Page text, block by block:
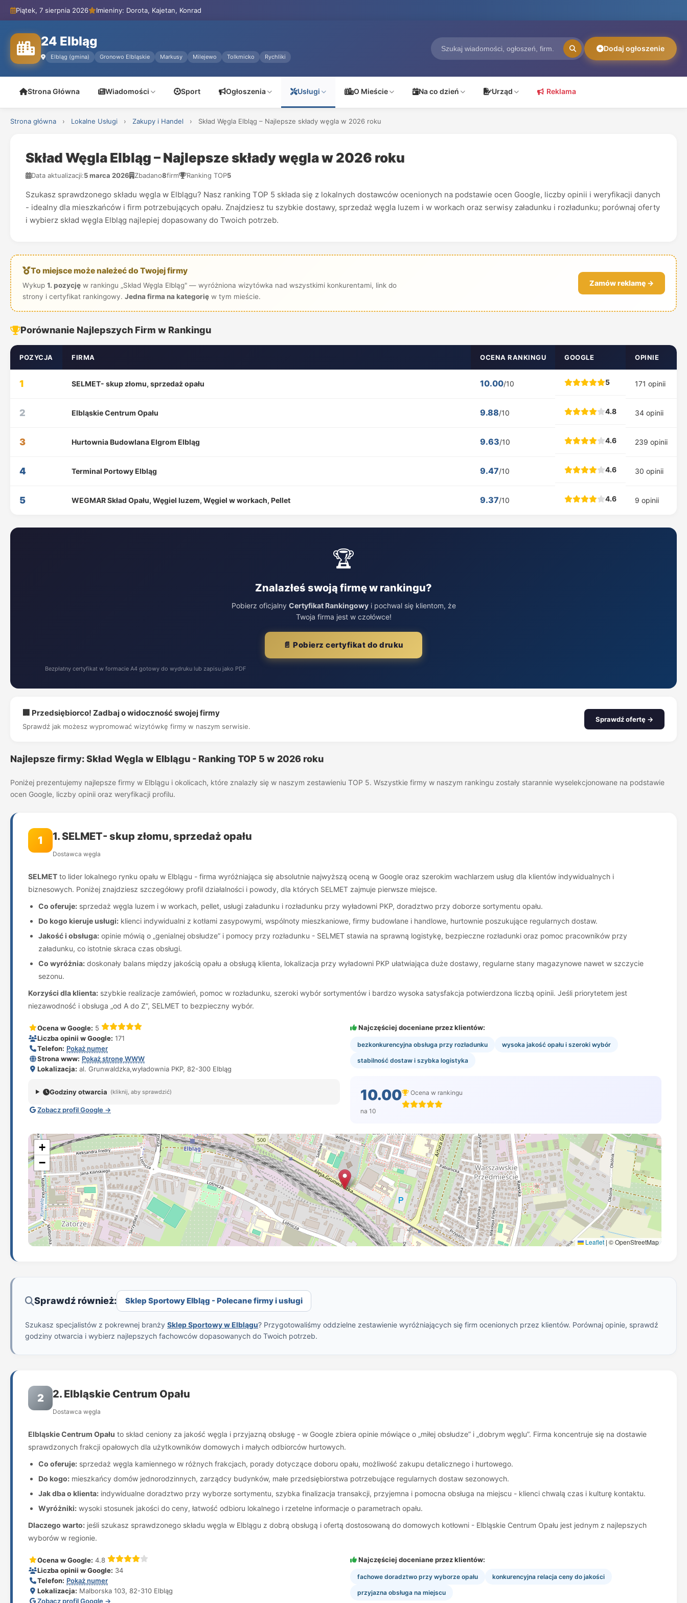
Piątek, 7 sierpnia 2026 Imieniny: Dorota, Kajetan, Konrad
24 Elbląg
Elbląg (gmina) Gronowo Elbląskie Markusy Milejewo Tolkmicko Rychliki
Dodaj ogłoszenie
Strona Główna Wiadomości Sport Ogłoszenia Usługi O Mieście Na co dzień Urząd Reklama
Strona główna › Lokalne Usługi › Zakupy i Handel › Skład Węgla Elbląg – Najlepsze składy węgla w 2026 roku
Skład Węgla Elbląg – Najlepsze składy węgla w 2026 roku
Data aktualizacji:5 marca 2026 Zbadano8firm Ranking TOP5
Szukasz sprawdzonego składu węgla w Elblągu? Nasz ranking TOP 5 składa się z lokalnych dostawców ocenionych na podstawie ocen Google, liczby opinii i weryfikacji danych
- idealny dla mieszkańców i firm potrzebujących opału. Znajdziesz tu szybkie dostawy, sprzedaż węgla luzem i w workach oraz serwisy załadunku i rozładunku; porównaj oferty
i wybierz skład węgla Elbląg najlepiej dopasowany do Twoich potrzeb.
To miejsce może należeć do Twojej firmy
Wykup 1. pozycjęw rankingu „Skład Węgla Elbląg" — wyróżniona wizytówka nad wszystkimi konkurentami, link do
strony i certyfikat rankingowy. Jedna firma na kategorięw tym mieście.
Zamów reklamę →
Porównanie Najlepszych Firm w Rankingu
POZYCJA FIRMA OCENA RANKINGU GOOGLE OPINIE
1 SELMET- skup złomu, sprzedaż opału 10.00/10 5 171 opinii
2 Elbląskie Centrum Opału 9.88/10 4.8 34 opinii
3 Hurtownia Budowlana Elgrom Elbląg 9.63/10 4.6 239 opinii
4 Terminal Portowy Elbląg 9.47/10 4.6 30 opinii
5 WEGMAR Skład Opału, Węgiel luzem, Węgiel w workach, Pellet 9.37/10 4.6 9 opinii
🏆
Znalazłeś swoją firmę w rankingu?
Pobierz oficjalny Certyfikat Rankingowyi pochwal się klientom, że
Twoja firma jest w czołówce!
📄 Pobierz certyfikat do druku
Bezpłatny certyfikat w formacie A4 gotowy do wydruku lub zapisu jako PDF
🏢 Przedsiębiorco! Zadbaj o widoczność swojej firmy
Sprawdź jak możesz wypromować wizytówkę firmy w naszym serwisie.
Sprawdź ofertę →
Najlepsze firmy: Skład Węgla w Elblągu - Ranking TOP 5 w 2026 roku
Poniżej prezentujemy najlepsze firmy w Elblągu i okolicach, które znalazły się w naszym zestawieniu TOP 5. Wszystkie firmy w naszym rankingu zostały starannie wyselekcjonowane na podstawie
ocen Google, liczby opinii oraz weryfikacji profilu.
1 1. SELMET- skup złomu, sprzedaż opału
Dostawca węgla
SELMET to lider lokalnego rynku opału w Elblągu - firma wyróżniająca się absolutnie najwyższą oceną w Google oraz szerokim wachlarzem usług dla klientów indywidualnych i
biznesowych. Poniżej znajdziesz szczegółowy profil działalności i powody, dla których SELMET zajmuje pierwsze miejsce.
Co oferuje: sprzedaż węgla luzem i w workach, pellet, usługi załadunku i rozładunku przy wyładowni PKP, doradztwo przy doborze sortymentu opału.
Do kogo kieruje usługi: klienci indywidualni z kotłami zasypowymi, wspólnoty mieszkaniowe, firmy budowlane i handlowe, hurtownie poszukujące regularnych dostaw.
Jakość i obsługa: opinie mówią o „genialnej obsłudze” i pomocy przy rozładunku - SELMET stawia na sprawną logistykę, bezpieczne rozładunki oraz pomoc pracowników przy
załadunku, co istotnie skraca czas obsługi.
Co wyróżnia: doskonały balans między jakością opału a obsługą klienta, lokalizacja przy wyładowni PKP ułatwiająca duże dostawy, regularne stany magazynowe nawet w szczycie
sezonu.
Korzyści dla klienta: szybkie realizacje zamówień, pomoc w rozładunku, szeroki wybór sortymentów i bardzo wysoka satysfakcja potwierdzona liczbą opinii. Jeśli priorytetem jest
niezawodność i obsługa „od A do Z”, SELMET to bezpieczny wybór.
Ocena w Google: 5
Liczba opinii w Google: 171
Telefon: Pokaż numer
Strona www: Pokaż stronę WWW
Lokalizacja: al. Grunwaldzka,wyładownia PKP, 82-300 Elbląg
Godziny otwarcia (kliknij, aby sprawdzić)
Zobacz profil Google →
Najczęściej doceniane przez klientów:
bezkonkurencyjna obsługa przy rozładunku wysoka jakość opału i szeroki wybór
stabilność dostaw i szybka logistyka
10.00
na 10
Ocena w rankingu
+
−
Leaflet | © OpenStreetMap
Sprawdź również: Sklep Sportowy Elbląg - Polecane firmy i usługi
Szukasz specjalistów z pokrewnej branży Sklep Sportowy w Elblągu? Przygotowaliśmy oddzielne zestawienie wyróżniających się firm ocenionych przez klientów. Porównaj opinie, sprawdź
godziny otwarcia i wybierz najlepszych fachowców dopasowanych do Twoich potrzeb.
2 2. Elbląskie Centrum Opału
Dostawca węgla
Elbląskie Centrum Opału to skład ceniony za jakość węgla i przyjazną obsługę - w Google zbiera opinie mówiące o „miłej obsłudze” i „dobrym węglu”. Firma koncentruje się na dostawie
sprawdzonych frakcji opałowych dla użytkowników domowych i małych odbiorców hurtowych.
Co oferuje: sprzedaż węgla kamiennego w różnych frakcjach, porady dotyczące doboru opału, możliwość zakupu detalicznego i hurtowego.
Do kogo: mieszkańcy domów jednorodzinnych, zarządcy budynków, małe przedsiębiorstwa potrzebujące regularnych dostaw sezonowych.
Jak dba o klienta: indywidualne doradztwo przy wyborze sortymentu, szybka finalizacja transakcji, przyjemna i pomocna obsługa na miejscu - klienci chwalą czas i kulturę kontaktu.
Wyróżniki: wysoki stosunek jakości do ceny, łatwość odbioru lokalnego i rzetelne informacje o parametrach opału.
Dlaczego warto: jeśli szukasz sprawdzonego składu węgla w Elblągu z dobrą obsługą i ofertą dostosowaną do domowych kotłowni - Elbląskie Centrum Opału jest jednym z najlepszych
wyborów w regionie.
Ocena w Google: 4.8
Liczba opinii w Google: 34
Telefon: Pokaż numer
Lokalizacja: Malborska 103, 82-310 Elbląg
Zobacz profil Google →
Najczęściej doceniane przez klientów:
fachowe doradztwo przy wyborze opału konkurencyjna relacja ceny do jakości
przyjazna obsługa na miejscu